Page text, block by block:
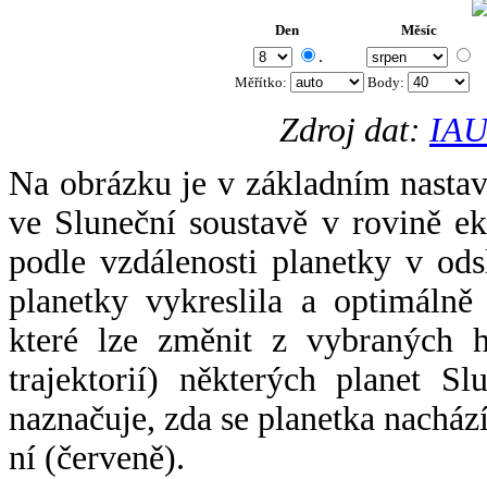
Den Měsíc
.
Měřítko: Body:
Zdroj dat:
Na obrázku je v základním
ve Sluneční soustavě v rovině
podle vzdálenosti planetky v
planetky vykreslila a
které lze změnit z vybraných
trajektorií) některých planet
naznačuje, zda se planetka
ní (červeně).